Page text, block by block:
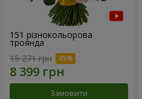
151 різнокольорова
троянда
15 271 грн
Замовити